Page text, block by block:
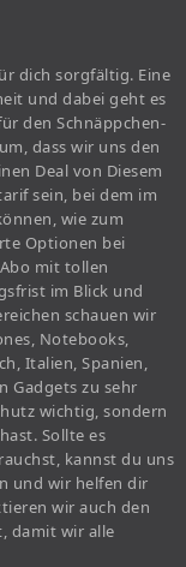
dich sorgfältig. Eine
und dabei geht es
den Schnäppchen-
dass wir uns den
Deal von Diesem
sein, bei dem im
wie zum
Optionen bei
mit tollen
im Blick und
schauen wir
Notebooks,
Italien, Spanien,
Gadgets zu sehr
wichtig, sondern
Sollte es
kannst du uns
und wir helfen dir
wir auch den
damit wir alle